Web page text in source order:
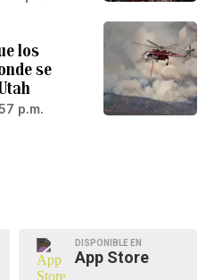
los
se
p.m.
DISPONIBLE EN
App Store